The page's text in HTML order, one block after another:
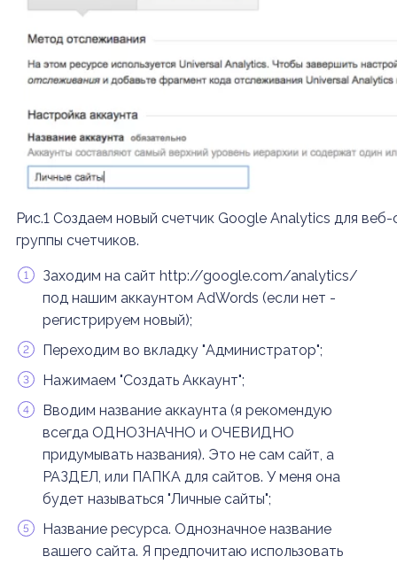
Рис.1 Создаем новый счетчик Google Analytics для
группы счетчиков.
Заходим на сайт http://google.com/analytics/
под нашим аккаунтом AdWords (если нет -
регистрируем новый);
Переходим во вкладку "Администратор";
Нажимаем "Создать Аккаунт";
Вводим название аккаунта (я рекомендую
всегда ОДНОЗНАЧНО и ОЧЕВИДНО
придумывать названия). Это не сам сайт, а
РАЗДЕЛ, или ПАПКА для сайтов. У меня она
будет называться "Личные сайты";
Название ресурса. Однозначное название
вашего сайта. Я предпочитаю использовать